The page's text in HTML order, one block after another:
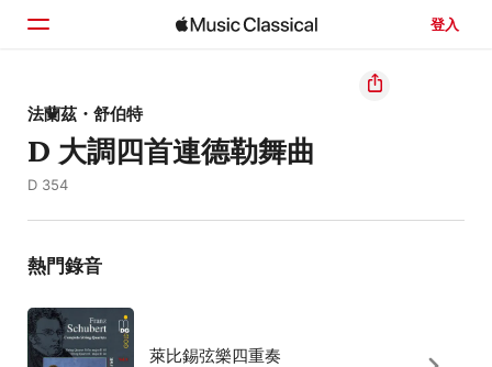
登入
首頁
瀏覽
法蘭茲・舒伯特
D 大調四首連德勒舞曲
D 354
熱門錄音
萊比錫弦樂四重奏